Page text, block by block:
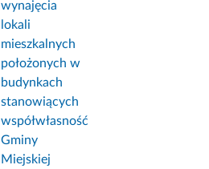
wynajęcia
lokali
mieszkalnych
położonych w
budynkach
stanowiących
współwłasność
Gminy
Miejskiej